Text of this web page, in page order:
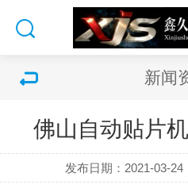
新闻
佛山自动贴片
发布日期：2021-03-24